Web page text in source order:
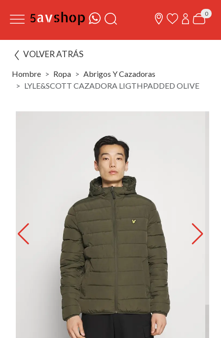
0
VOLVER ATRÁS
Hombre Ropa
Abrigos Y Cazadoras
LYLE&SCOTT CAZADORA LIGTHPADDED OLIVE